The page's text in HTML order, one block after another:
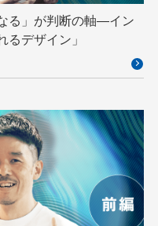
トレポート
お名前.com
インターン スクラム
セキュリティ
チームビルディング
ィもGMO
る」が判断の軸―イン
るデザイン」